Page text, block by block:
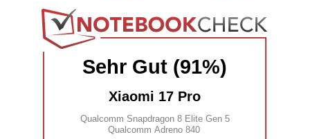
Sehr Gut (91%)
Xiaomi 17 Pro
Qualcomm Snapdragon 8 Elite Gen 5
Qualcomm Adreno 840